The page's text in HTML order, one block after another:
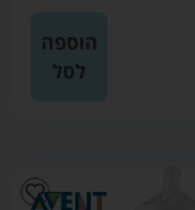
הוספה
לסל